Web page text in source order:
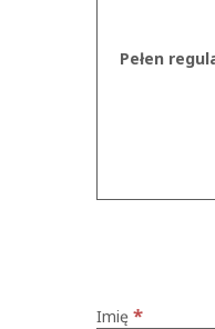
Pełen
Imię *